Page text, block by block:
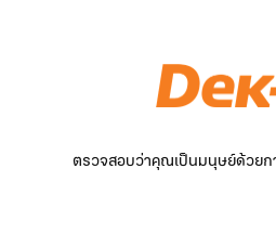
ตรวจสอบว่าคุณเป็นมนุษย์ด้วยก